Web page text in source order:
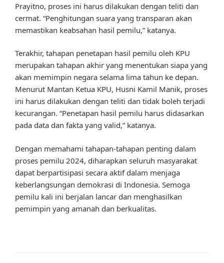
Prayitno, proses ini harus dilakukan dengan teliti dan
cermat. “Penghitungan suara yang transparan akan
memastikan keabsahan hasil pemilu,” katanya.
Terakhir, tahapan penetapan hasil pemilu oleh KPU
merupakan tahapan akhir yang menentukan siapa yang
akan memimpin negara selama lima tahun ke depan.
Menurut Mantan Ketua KPU, Husni Kamil Manik, proses
ini harus dilakukan dengan teliti dan tidak boleh terjadi
kecurangan. “Penetapan hasil pemilu harus didasarkan
pada data dan fakta yang valid,” katanya.
Dengan memahami tahapan-tahapan penting dalam
proses pemilu 2024, diharapkan seluruh masyarakat
dapat berpartisipasi secara aktif dalam menjaga
keberlangsungan demokrasi di Indonesia. Semoga
pemilu kali ini berjalan lancar dan menghasilkan
pemimpin yang amanah dan berkualitas.